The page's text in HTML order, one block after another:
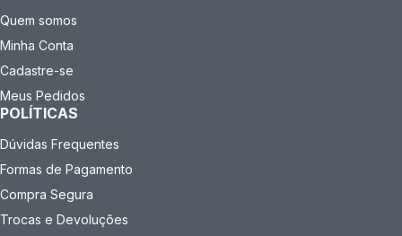
Quem somos
Minha Conta
Cadastre-se
Meus Pedidos
POLÍTICAS
Dúvidas Frequentes
Formas de Pagamento
Compra Segura
Trocas e Devoluções